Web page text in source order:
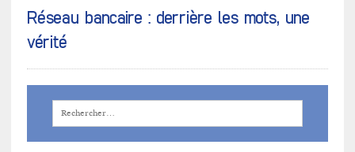
Réseau bancaire : derrière les mots, une
vérité